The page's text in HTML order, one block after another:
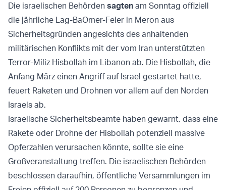
Die israelischen Behörden sagten am Sonntag offiziell
die jährliche Lag-BaOmer-Feier in Meron aus
Sicherheitsgründen angesichts des anhaltenden
militärischen Konflikts mit der vom Iran unterstützten
Terror-Miliz Hisbollah im Libanon ab. Die Hisbollah, die
Anfang März einen Angriff auf Israel gestartet hatte,
feuert Raketen und Drohnen vor allem auf den Norden
Israels ab.
Israelische Sicherheitsbeamte haben gewarnt, dass eine
Rakete oder Drohne der Hisbollah potenziell massive
Opferzahlen verursachen könnte, sollte sie eine
Großveranstaltung treffen. Die israelischen Behörden
beschlossen daraufhin, öffentliche Versammlungen im